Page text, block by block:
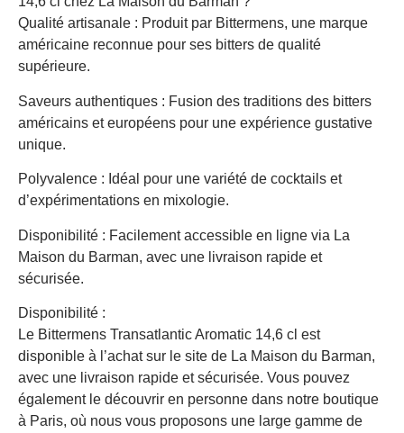
Qualité artisanale : Produit par Bittermens, une marque
américaine reconnue pour ses bitters de qualité
supérieure.
Saveurs authentiques : Fusion des traditions des bitters
américains et européens pour une expérience gustative
unique.
Polyvalence : Idéal pour une variété de cocktails et
d’expérimentations en mixologie.
Disponibilité : Facilement accessible en ligne via La
Maison du Barman, avec une livraison rapide et
sécurisée.
Disponibilité :
Le Bittermens Transatlantic Aromatic 14,6 cl est
disponible à l’achat sur le site de La Maison du Barman,
avec une livraison rapide et sécurisée. Vous pouvez
également le découvrir en personne dans notre boutique
à Paris, où nous vous proposons une large gamme de